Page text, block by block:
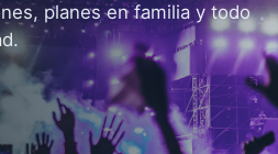
planes en familia y todo